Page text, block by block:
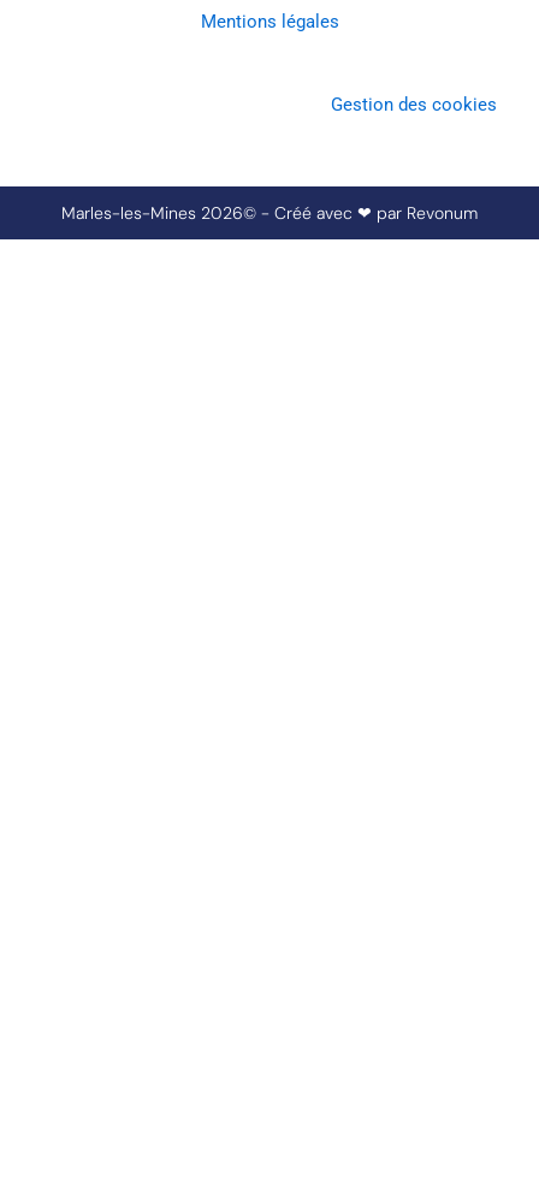
Mentions légales
Gestion des cookies
Marles-les-Mines 2026© - Créé avec ❤ par Revonum